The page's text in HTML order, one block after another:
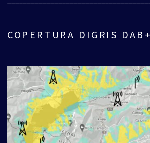
COPERTURA DIGRIS DAB+